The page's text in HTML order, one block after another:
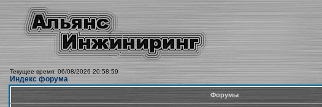
Текущее время: 06/08/2026 20:58:59
Индекс форума
Форумы